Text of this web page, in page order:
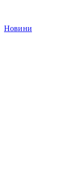
Новини